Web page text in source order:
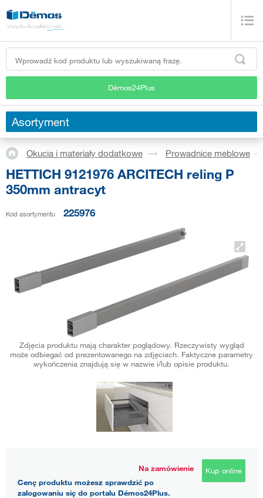
Démos24Plus
Asortyment
Okucia i materiały dodatkowe Prowadnice meblowe
HETTICH 9121976 ARCITECH reling P
350mm antracyt
Kod asortymentu 225976
Zdjęcia produktu mają charakter poglądowy. Rzeczywisty wygląd
może odbiegać od prezentowanego na zdjęciach. Faktyczne parametry
wykończenia znajdują się w nazwie i/lub opisie produktu.
Na zamówienie
Cenę produktu możesz sprawdzić po
zalogowaniu się do portalu Démos24Plus.
Kup online